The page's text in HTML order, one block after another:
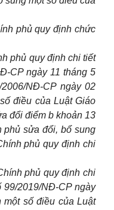
phủ quy định chức
phủ quy định chi tiết
CP ngày 11 tháng 5
NĐ-CP ngày 02
điều của Luật Giáo
đổi điểm b khoản 13
phủ sửa đổi, bổ sung
phủ quy định chi
phủ quy định chi
99/2019/NĐ-CP ngày
số điều của Luật